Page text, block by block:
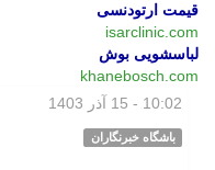
قیمت ارتودنسی
isarclinic.com
لباسشویی بوش
khanebosch.com
10:02 - 15 آذر 1403
باشگاه خبرنگاران